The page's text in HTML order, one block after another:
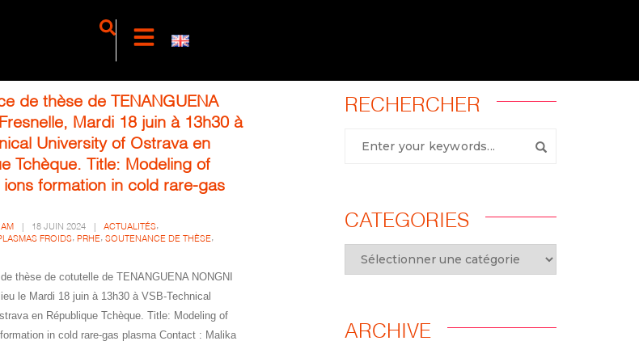
de thèse de TENANGUENA
Mardi 18 juin à 13h30 à
University of Ostrava en
Tchèque. Title: Modeling of
ions formation in cold rare-gas
18 JUIN 2024 ACTUALITÉS ,
FROIDS , PRHE ,SOUTENANCE DE THÈSE ,
thèse de cotutelle de TENANGUENA NONGNI
le Mardi 18 juin à 13h30 à VSB-Technical
en République Tchèque. Title: Modeling of
in cold rare-gas plasma Contact : Malika
RECHERCHER
CATEGORIES
ARCHIVE